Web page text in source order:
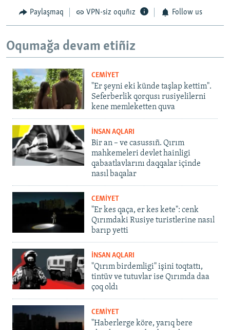
Paylaşmaq VPN-siz oquñız Follow us
Oqumağa devam etiñiz
CEMİYET
"Er şeyni eki künde taşlap kettim".
Seferberlik qorqusı rusiyelilerni
kene memleketten quva
İNSAN AQLARI
Bir an – ve casussıñ. Qırım
mahkemeleri devlet hainligi
qabaatlavlarını daqqalar içinde
nasıl baqalar
CEMİYET
"Er kes qaça, er kes kete": cenk
Qırımdaki Rusiye turistlerine nasıl
barıp yetti
İNSAN AQLARI
"Qırım birdemligi" işini toqtattı,
tintüv ve tutuvlar ise Qırımda daa
çoq oldı
CEMİYET
"Haberlerge köre, yarıq bere